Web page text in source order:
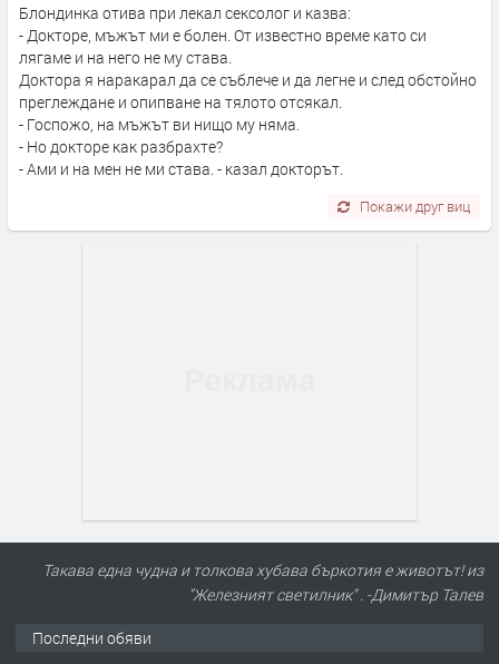
Блондинка отива при лекал сексолог и казва:
- Докторе, мъжът ми е болен. От известно време като си
лягаме и на него не му става.
Доктора я наракарал да се съблече и да легне и след обстойно
преглеждане и опипване на тялото отсякал.
- Госпожо, на мъжът ви нищо му няма.
- Но докторе как разбрахте?
- Ами и на мен не ми става. - казал докторът.
Покажи друг виц
Такава една чудна и толкова хубава бъркотия е животът! из
"Железният светилник" . -Димитър Талев
Последни обяви